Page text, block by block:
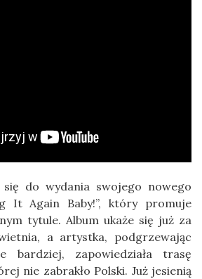
do wydania swojego nowego
It Again Baby!”, który promuje
tytule. Album ukaże się już za
a artystka, podgrzewając
bardziej, zapowiedziała trasę
nie zabrakło Polski. Już jesienią